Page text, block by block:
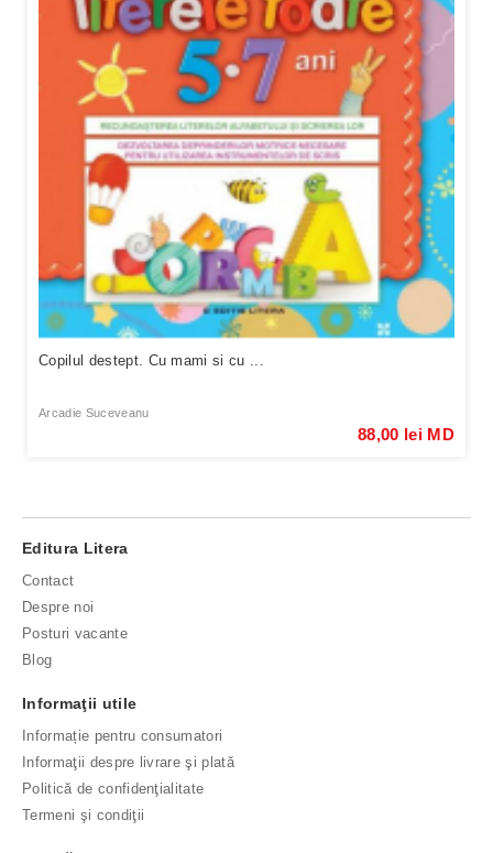
Copilul destept. Cu mami si cu ...
Arcadie Suceveanu
88,00 lei MD
Editura Litera
Contact
Despre noi
Posturi vacante
Blog
Informaţii utile
Informație pentru consumatori
Informaţii despre livrare şi plată
Politică de confidenţialitate
Termeni şi condiţii